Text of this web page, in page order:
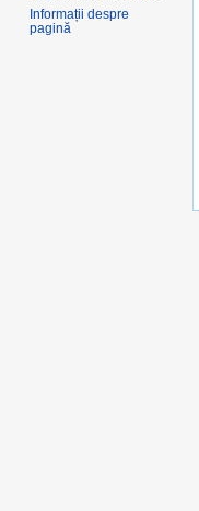
Informații despre
pagină